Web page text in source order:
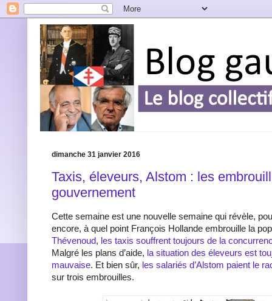
dimanche 31 janvier 2016
Taxis, éleveurs, Alstom : les
gouvernement
Cette semaine est une nouvelle semaine qui révèle,
encore, à quel point François Hollande embrouille la
Thévenoud, les taxis souffrent toujours de la
Malgré les plans d’aide, la situation des éleveurs est
mauvaise. Et bien sûr, les salariés d’Alstom paient le
sur trois embrouilles.